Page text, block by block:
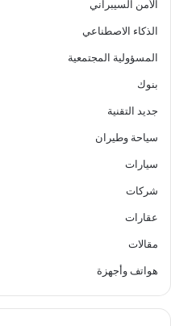
الأمن السيبراني
الذكاء الاصطناعي
المسؤولية المجتمعية
بنوك
جديد التقنية
سياحة وطيران
سيارات
شركات
عقارات
مقالات
هواتف وأجهزة